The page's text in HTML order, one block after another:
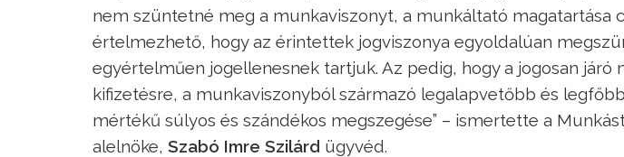
nem szüntetné meg a munkaviszonyt, a munkáltató magatartása
értelmezhető, hogy az érintettek jogviszonya egyoldalúan
egyértelműen jogellenesnek tartjuk. Az pedig, hogy a jogosan járó
kifizetésre, a munkaviszonyból származó legalapvetőbb és
mértékű súlyos és szándékos megszegése” – ismertette a
alelnöke, Szabó Imre Szilárd ügyvéd.